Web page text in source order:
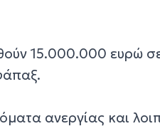
15.000.000 ευρώ
ανεργίας και